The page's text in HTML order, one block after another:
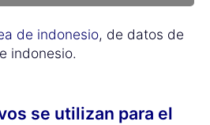
de indonesio, de datos de
indonesio.
se utilizan para el